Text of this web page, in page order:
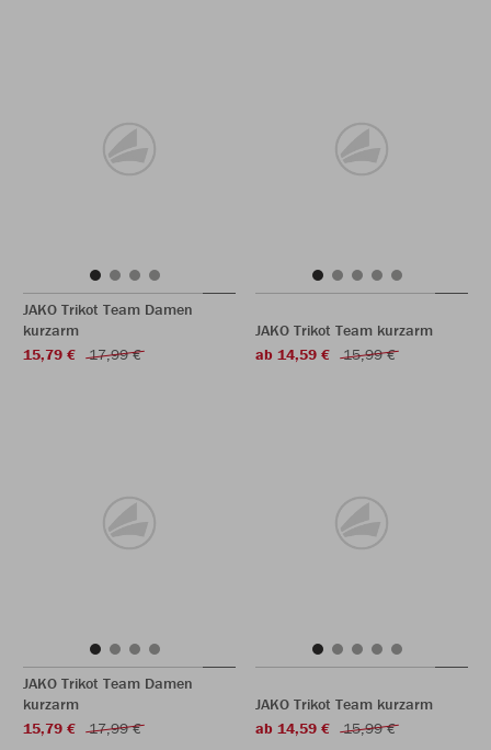
JAKO Trikot Team Damen
kurzarm
15,79 €
17,99 €
JAKO Trikot Team kurzarm
ab 14,59 €
15,99 €
JAKO Trikot Team Damen
kurzarm
15,79 €
17,99 €
JAKO Trikot Team kurzarm
ab 14,59 €
15,99 €